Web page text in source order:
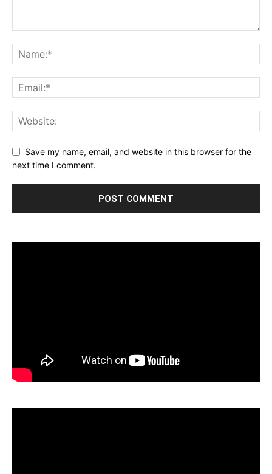
Save my name, email, and website in this browser for the
next time I comment.